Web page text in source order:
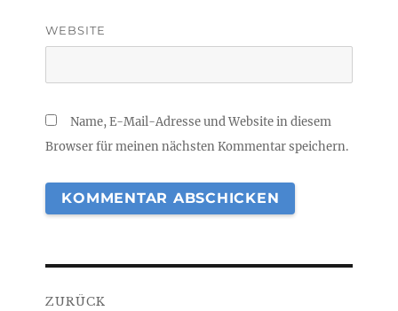
WEBSITE
Name, E-Mail-Adresse und Website in diesem
Browser für meinen nächsten Kommentar speichern.
ZURÜCK